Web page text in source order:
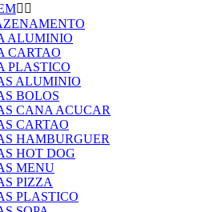
 
ALUMINIO
CARTAO
PLASTICO
ALUMINIO
BOLOS
CANA ACUCAR
CARTAO
HAMBURGUER
HOT DOG
MENU
PIZZA
PLASTICO